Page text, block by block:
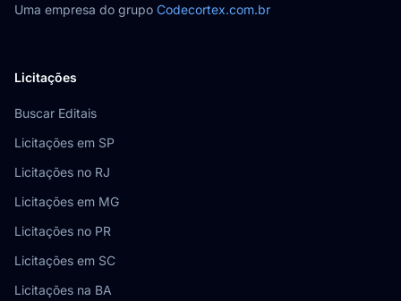
Uma empresa do grupo Codecortex.com.br
Licitações
Buscar Editais
Licitações em SP
Licitações no RJ
Licitações em MG
Licitações no PR
Licitações em SC
Licitações na BA